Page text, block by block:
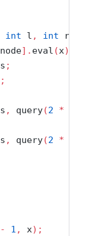
int l , int r
node]. eval (x);
;
;
, query(2 *
, query(2 *
- 1 , x);